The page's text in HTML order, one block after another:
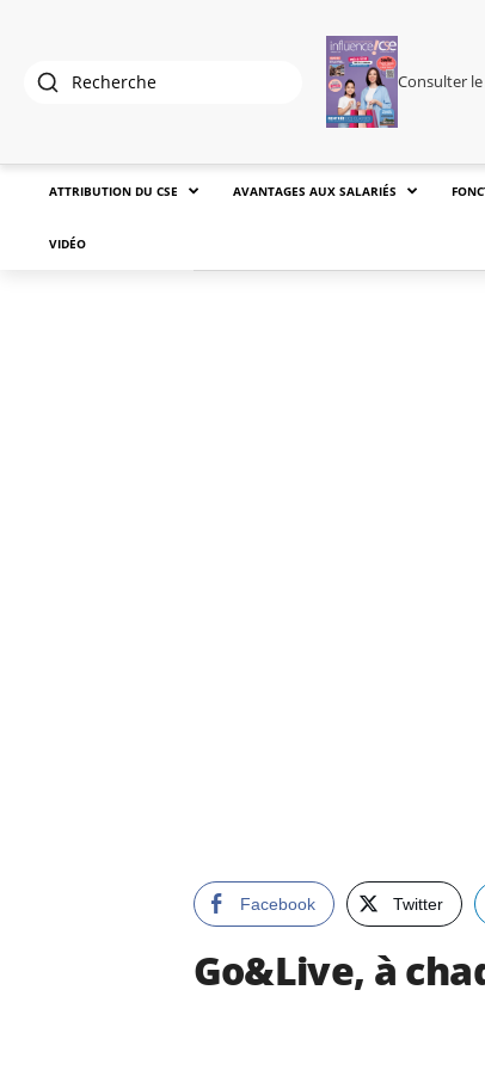
Consulter
ATTRIBUTION DU CSE AVANTAGES AUX SALARIÉS
VIDÉO
Facebook Twitter
Go&Live, à